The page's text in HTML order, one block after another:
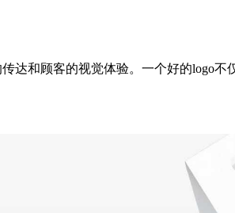
达和顾客的视觉体验。一个好的logo